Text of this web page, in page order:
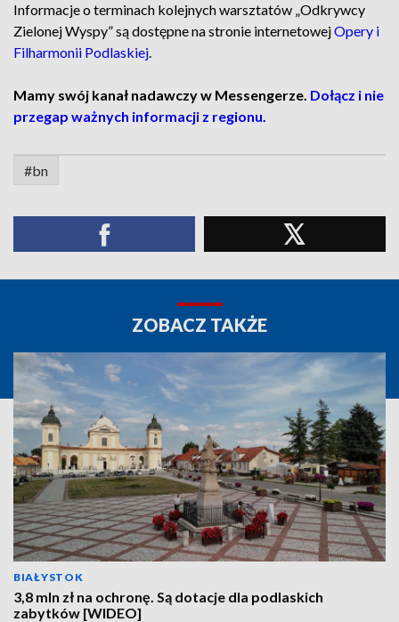
Informacje o terminach kolejnych warsztatów „Odkrywcy
Zielonej Wyspy” są dostępne na stronie internetowejOpery i
Filharmonii Podlaskiej.
Mamy swój kanał nadawczy w Messengerze. Dołącz i nie
przegap ważnych informacji z regionu.
#bn
ZOBACZ TAKŻE
BIAŁYSTOK
3,8 mln zł na ochronę. Są dotacje dla podlaskich
zabytków [WIDEO]